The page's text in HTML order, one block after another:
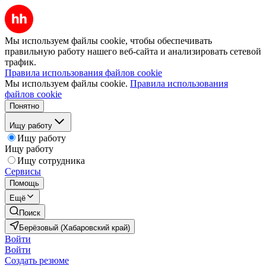
Мы используем файлы cookie, чтобы обеспечивать
правильную работу нашего веб-сайта и анализировать сетевой
трафик.
Правила использования файлов cookie
Мы используем файлы cookie. Правила использования
файлов cookie
Понятно
Ищу работу
Ищу работу
Ищу работу
Ищу сотрудника
Сервисы
Помощь
Ещё
Поиск
Берёзовый (Хабаровский край)
Войти
Войти
Создать резюме